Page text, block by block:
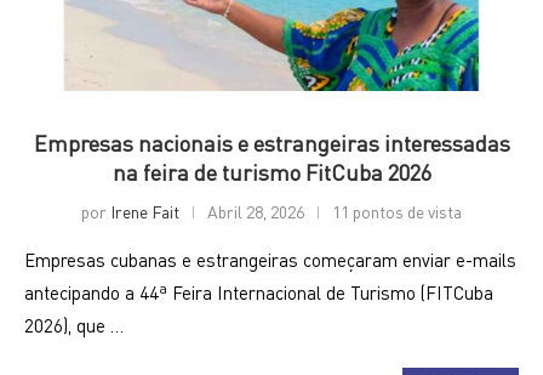
Empresas nacionais e estrangeiras interessadas
na feira de turismo FitCuba 2026
por Irene Fait Abril 28, 2026 11 pontos de vista
Empresas cubanas e estrangeiras começaram enviar e-mails
antecipando a 44ª Feira Internacional de Turismo (FITCuba
2026), que …